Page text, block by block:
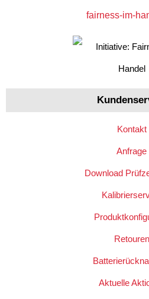
fairness-im-
Kontakt
Anfrage
Download
Retouren
Aktuelle